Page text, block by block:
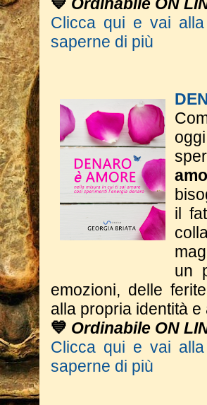
Clicca qui e vai
saperne di più
il
un
emozioni, delle
alla propria identità
💙 Ordinabile ON
Clicca qui e vai
saperne di più